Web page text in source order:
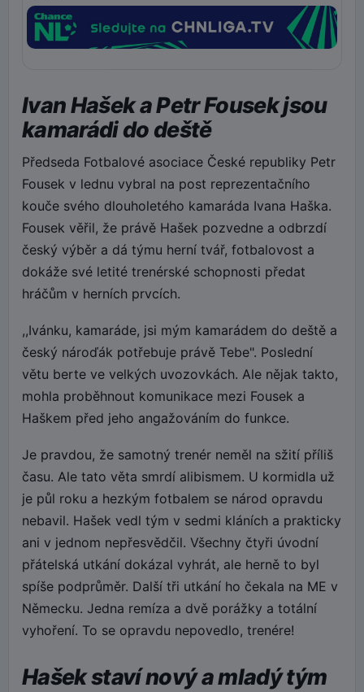
Ivan Hašek a Petr Fousek jsou
kamarádi do deště
Předseda Fotbalové asociace České republiky Petr
Fousek v lednu vybral na post reprezentačního
kouče svého dlouholetého kamaráda Ivana Haška.
Fousek věřil, že právě Hašek pozvedne a odbrzdí
český výběr a dá týmu herní tvář, fotbalovost a
dokáže své letité trenérské schopnosti předat
hráčům v herních prvcích.
,,Ivánku, kamaráde, jsi mým kamarádem do deště a
český nároďák potřebuje právě Tebe". Poslední
větu berte ve velkých uvozovkách. Ale nějak takto,
mohla proběhnout komunikace mezi Fousek a
Haškem před jeho angažováním do funkce.
Je pravdou, že samotný trenér neměl na sžití příliš
času. Ale tato věta smrdí alibismem. U kormidla už
je půl roku a hezkým fotbalem se národ opravdu
nebavil. Hašek vedl tým v sedmi kláních a prakticky
ani v jednom nepřesvědčil. Všechny čtyři úvodní
přátelská utkání dokázal vyhrát, ale herně to byl
spíše podprůměr. Další tři utkání ho čekala na ME v
Německu. Jedna remíza a dvě porážky a totální
vyhoření. To se opravdu nepovedlo, trenére!
Hašek staví nový a mladý tým